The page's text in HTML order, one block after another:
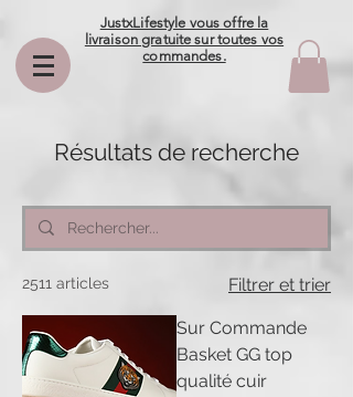
JustxLifestyle vous offre la
livraison gratuite sur toutes vos
commandes.
Résultats de recherche
2511 articles Filtrer et trier
Sur Commande
Basket GG top
qualité cuir